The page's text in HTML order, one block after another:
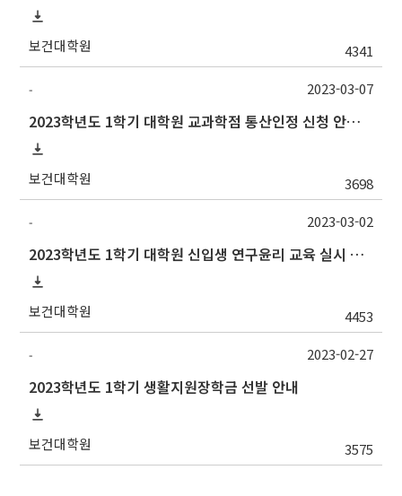
보건대학원 4341
-
2023학년도 1학기 대학원 교과학점 통산인정 신청 안내[양식변경]
보건대학원 3698
2023-03-07
-
2023학년도 1학기 대학원 신입생 연구윤리 교육 실시 안내(~6/30기한연장)
보건대학원 4453
2023-03-02
-
2023학년도 1학기 생활지원장학금 선발 안내
보건대학원 3575
2023-02-27